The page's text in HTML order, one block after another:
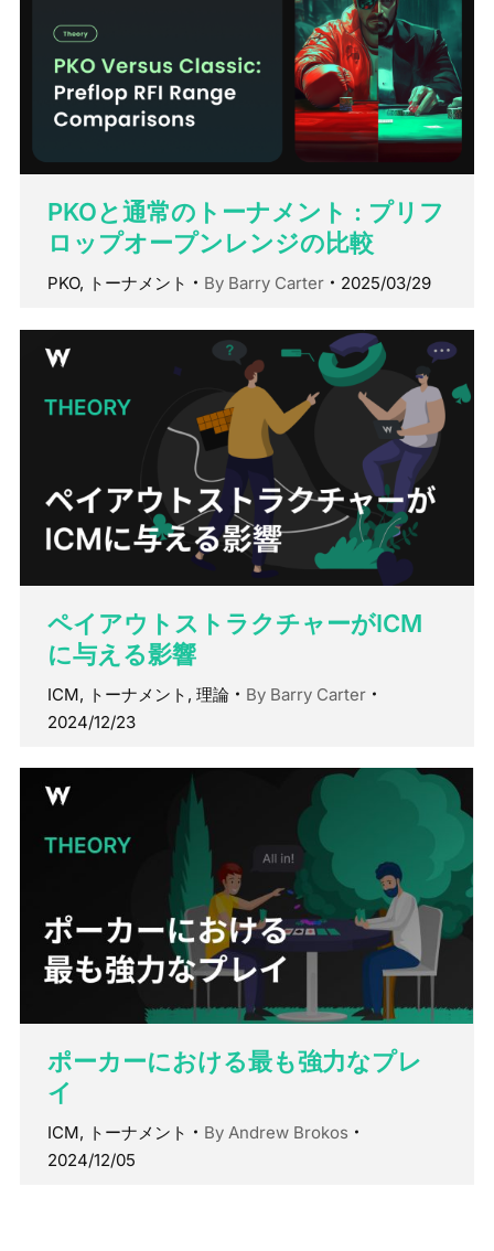
PKOと通常のトーナメント : プリフ
ロップオープンレンジの比較
PKO, トーナメント By Barry Carter 2025/03/29
ペイアウトストラクチャーがICM
に与える影響
ICM, トーナメント , 理論 By Barry Carter
2024/12/23
ポーカーにおける最も強力なプレ
イ
ICM, トーナメント By Andrew Brokos
2024/12/05